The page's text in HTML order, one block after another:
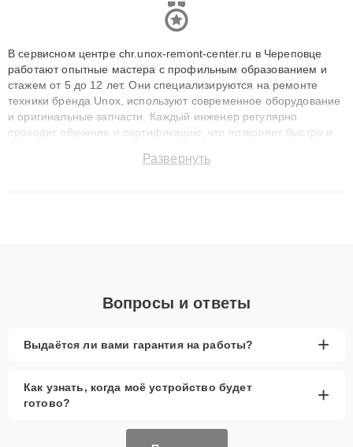
В сервисном центре chr.unox-remont-center.ru в Череповце
работают опытные мастера с профильным образованием и
стажем от 5 до 12 лет. Они специализируются на ремонте
техники бренда Unox, используют современное оборудование
и оригинальные запчасти. Каждый инженер регулярно
проходит обучение и сертификацию, что позволяет быстро и
сохранением гарантии до 3 лет. Наши мастера решают
Развернуть
Вопросы и ответы
Выдаётся ли вами гарантия на работы? +
Как узнать, когда моё устройство будет
готово?
+